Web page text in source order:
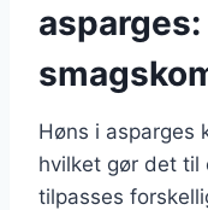
Høns i asparges
hvilket gør det til
tilpasses